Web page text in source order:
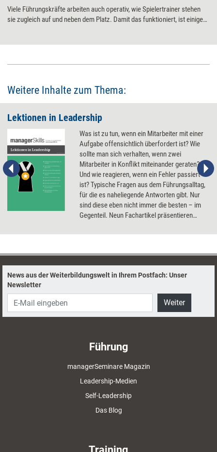
Viele Führungskräfte arbeiten auch operativ, wie Spielertrainer stehen
sie zugleich auf und neben dem Platz. Damit das funktioniert, ist einiges
Weitere Inhalte zum Thema:
Lektionen in Leadership
Was ist zu tun, wenn ein Mitarbeiter mit einer
Aufgabe offensichtlich überfordert ist? Wie
sollte man sich verhalten, wenn zwei
Mitarbeiter in Konflikt miteinander geraten?
Und wie reagieren, wenn ein Fehler passiert
ist? Typische Fragen aus dem Führungsalltag,
für die es naheliegende Antworten gibt. Nur
sind diese eben nicht immer die besten – im
Gegenteil. Neun Fachartikel präsentieren
News aus der Weiterbildungswelt in Ihrem Postfach: Unser
Newsletter
Weiter
Führung
managerSeminare Magazin
Leadership-Medien
Self-Leadership
Das Blog